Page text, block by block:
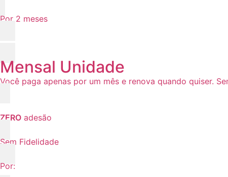
Por 2 meses
Mensal Unidade
Você paga apenas por um mês e renova quando quiser.
ZERO adesão
Sem Fidelidade
Por: